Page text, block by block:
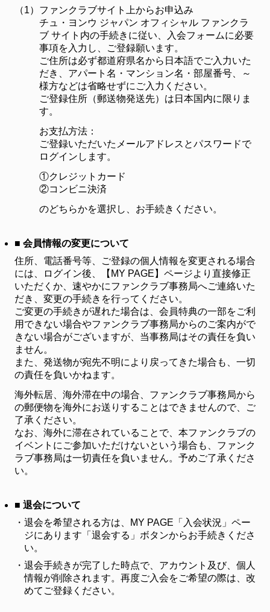
（1） ファンクラブサイト上からお申込み
チュ・ヨンウ ジャパン オフィシャル ファンクラ
ブ サイト内の手続きに従い、入会フォームに必要
事項を入力し、ご登録願います。
ご住所は必ず都道府県名から日本語でご入力いた
だき、アパート名・マンション名・部屋番号、～
様方などは省略せずにご入力ください。
ご登録住所（郵送物発送先）は日本国内に限りま
す。
お支払方法：
ご登録いただいたメールアドレスとパスワードで
ログインします。
①クレジットカード
②コンビニ決済
のどちらかを選択し、お手続きください。
■ 会員情報の変更について
住所、電話番号等、ご登録の個人情報を変更される場合
には、ログイン後、【MY PAGE】ページより直接修正
いただくか、速やかにファンクラブ事務局へご連絡いた
だき、変更の手続きを行ってください。
ご変更の手続きが遅れた場合は、会員特典の一部をご利
用できない場合やファンクラブ事務局からのご案内がで
きない場合がございますが、当事務局はその責任を負い
ません。
また、発送物が宛先不明により戻ってきた場合も、一切
の責任を負いかねます。
海外転居、海外滞在中の場合、ファンクラブ事務局から
の郵便物を海外にお送りすることはできませんので、ご
了承ください。
なお、海外に滞在されていることで、本ファンクラブの
イベントにご参加いただけないという場合も、ファンク
ラブ事務局は一切責任を負いません。予めご了承くださ
い。
■ 退会について
・ 退会を希望される方は、MY PAGE「入会状況」ペー
ジにあります「退会する」ボタンからお手続きくださ
い。
・ 退会手続きが完了した時点で、アカウント及び、個人
情報が削除されます。再度ご入会をご希望の際は、改
めてご登録ください。